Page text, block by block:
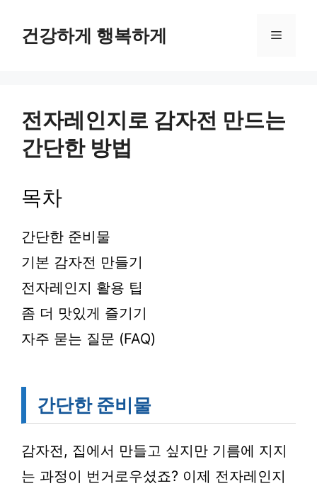
건강하게 행복하게 메
전자레인지로 감자전 만드는
간단한 방법
목차
간단한 준비물
기본 감자전 만들기
전자레인지 활용 팁
좀 더 맛있게 즐기기
자주 묻는 질문 (FAQ)
간단한 준비물
감자전, 집에서 만들고 싶지만 기름에 지지
는 과정이 번거로우셨죠? 이제 전자레인지